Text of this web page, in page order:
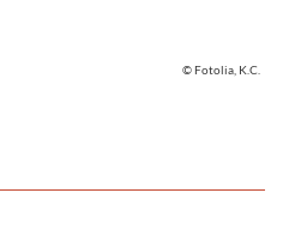
© Fotolia, K.C.